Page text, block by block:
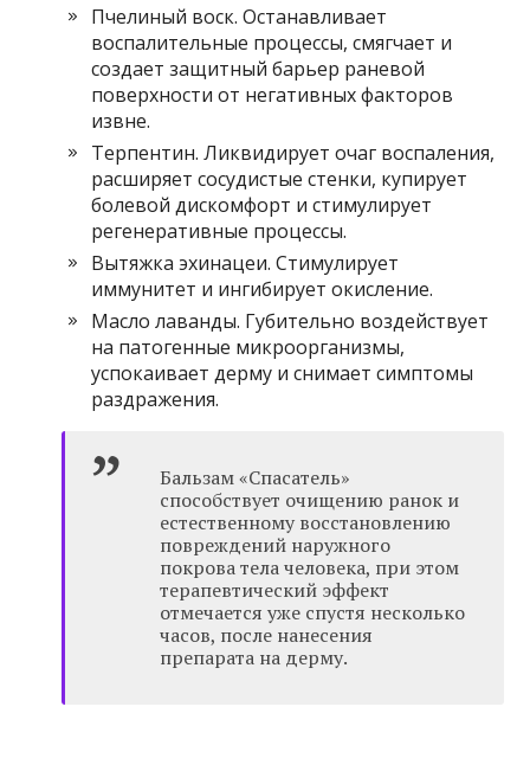
Пчелиный воск. Останавливает
воспалительные процессы, смягчает и
создает защитный барьер раневой
поверхности от негативных факторов
извне.
Терпентин. Ликвидирует очаг воспаления,
расширяет сосудистые стенки, купирует
болевой дискомфорт и стимулирует
регенеративные процессы.
Вытяжка эхинацеи. Стимулирует
иммунитет и ингибирует окисление.
Масло лаванды. Губительно воздействует
на патогенные микроорганизмы,
успокаивает дерму и снимает симптомы
раздражения.
Бальзам «Спасатель»
способствует очищению ранок и
естественному восстановлению
повреждений наружного
покрова тела человека, при этом
терапевтический эффект
отмечается уже спустя несколько
часов, после нанесения
препарата на дерму.